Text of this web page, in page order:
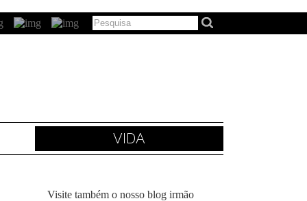
VIDA
Visite também o nosso blog irmão